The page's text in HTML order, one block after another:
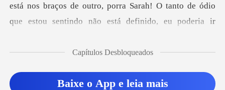
Sair
está nos
Capítulos Desbloqueados
Baixe o App e leia mais